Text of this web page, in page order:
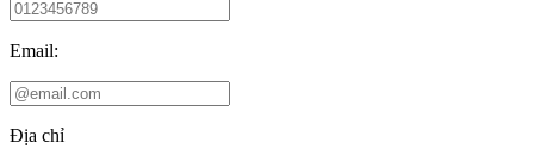
Email:
Địa chỉ